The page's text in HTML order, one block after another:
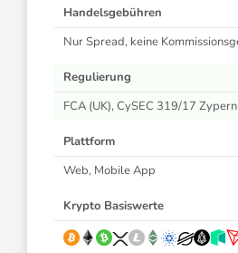
Handelsgebühren
Nur Spread, keine
Regulierung
FCA (UK), CySEC 319/17 Zypern
Plattform
Web, Mobile App
Krypto Basiswerte